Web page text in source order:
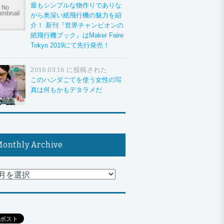
最もシンプルな物作りでありな
がら奥深い紙飛行機の魅力を紹
介！ 新刊『世界チャンピオンの
紙飛行機ブック』はMaker Faire
Tokyo 2019にて先行発売！
2016.03.16 に投稿された
このハンダごてを使う女性の写
真は何もかもデタラメだ
Archive